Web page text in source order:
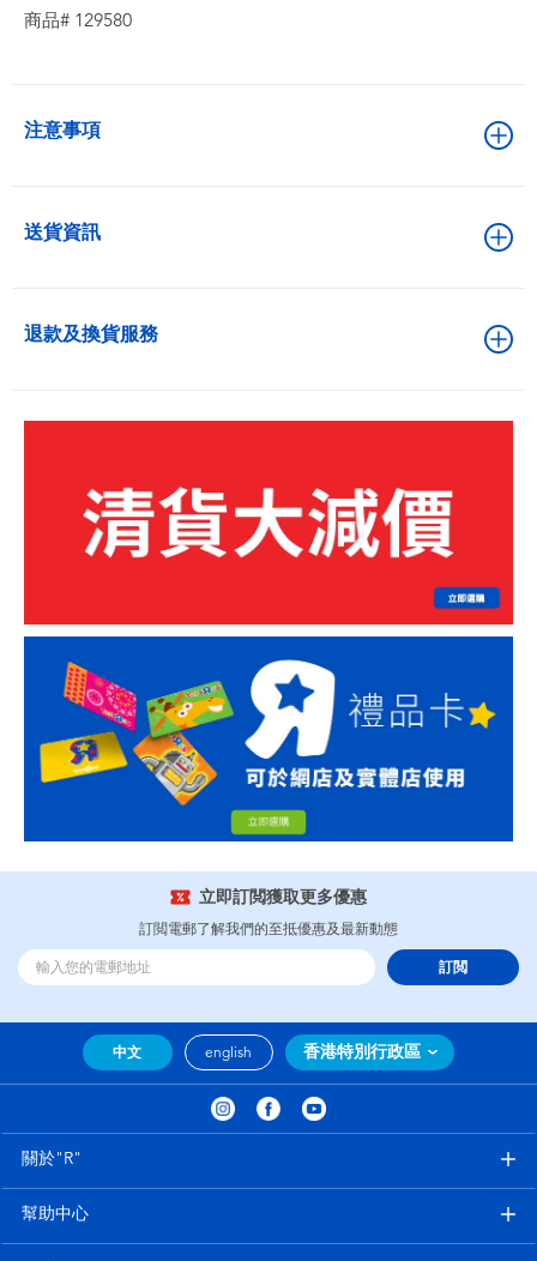
商品# 129580
注意事項
送貨資訊
退款及換貨服務
立即訂閲獲取更多優惠
訂閲電郵了解我們的至抵優惠及最新動態
訂閲
中文 english 香港特別行政區
關於"R"
幫助中心